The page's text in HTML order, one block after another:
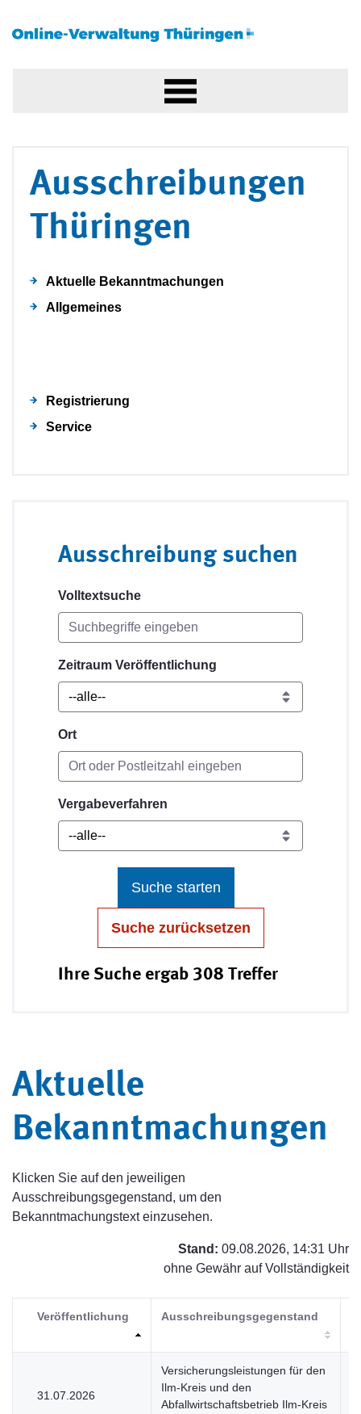
Ausschreibungen
Thüringen
Aktuelle Bekanntmachungen
Allgemeines
Registrierung
Service
Ausschreibung suchen
Volltextsuche
Zeitraum Veröffentlichung
Ort
Vergabeverfahren
Suche starten
Suche zurücksetzen
Ihre Suche ergab 308 Treffer
Aktuelle
Bekanntmachungen
Klicken Sie auf den jeweiligen
Ausschreibungsgegenstand, um den
Bekanntmachungstext einzusehen.
Stand: 09.08.2026, 14:31 Uhr
ohne Gewähr auf Vollständigkeit
Veröffentlichung Ausschreibungsgegenstand
31.07.2026
Versicherungsleistungen für den
Ilm-Kreis und den
Abfallwirtschaftsbetrieb Ilm-Kreis